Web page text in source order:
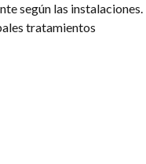
según las instalaciones.
tratamientos